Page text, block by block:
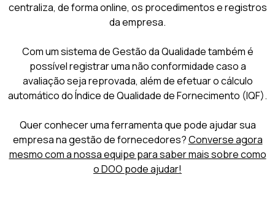
centraliza, de forma online, os procedimentos e registros
da empresa.
Com um sistema de Gestão da Qualidade também é
possível registrar uma não conformidade caso a
avaliação seja reprovada, além de efetuar o cálculo
automático do Índice de Qualidade de Fornecimento (IQF).
Quer conhecer uma ferramenta que pode ajudar sua
empresa na gestão de fornecedores?Converse agora
mesmo com a nossa equipe para saber mais sobre como
o DOO pode ajudar!